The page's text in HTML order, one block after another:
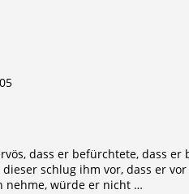
dass er befürchtete, dass
schlug ihm vor, dass er
nehme, würde er nicht …